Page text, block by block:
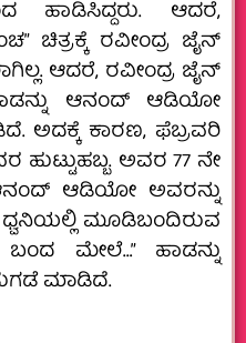
ಹಾಡಿಸಿದ್ದರು. ಆದರೆ,
ಚಿತ್ರಕ್ಕೆ ರವೀಂದ್ರ ಜೈನ್‌
ಆದರೆ, ರವೀಂದ್ರ ಜೈನ್‌
ಆನಂದ್‌ ಆಡಿಯೋ
ಅದಕ್ಕೆ ಕಾರಣ, ಫೆಬ್ರವರಿ
ಹುಟ್ಟುಹಬ್ಬ. ಅವರ 77 ನೇ
ಆಡಿಯೋ ಅವರನ್ನು
ಧ್ವನಿಯಲ್ಲಿ ಮೂಡಿಬಂದಿರುವ
ಮೇಲೆ…” ಹಾಡನ್ನು
ಮಾಡಿದೆ.